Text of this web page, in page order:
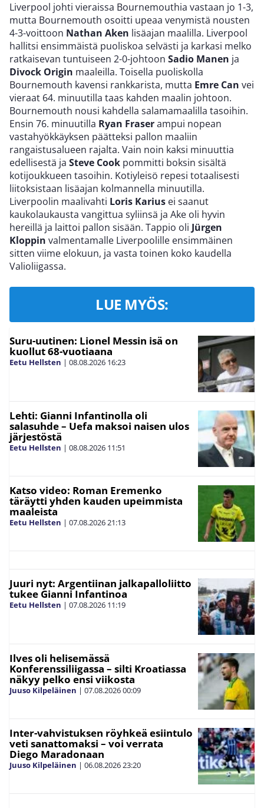
Liverpool johti vieraissa Bournemouthia vastaan jo 1-3,
mutta Bournemouth osoitti upeaa venymistä nousten
4-3-voittoon Nathan Aken lisäajan maalilla. Liverpool
hallitsi ensimmäistä puoliskoa selvästi ja karkasi melko
ratkaisevan tuntuiseen 2-0-johtoon Sadio Manen ja
Divock Origin maaleilla. Toisella puoliskolla
Bournemouth kavensi rankkarista, mutta Emre Can vei
vieraat 64. minuutilla taas kahden maalin johtoon.
Bournemouth nousi kahdella salamamaalilla tasoihin.
Ensin 76. minuutilla Ryan Fraserampui nopean
vastahyökkäyksen päätteksi pallon maaliin
rangaistusalueen rajalta. Vain noin kaksi minuuttia
edellisestä ja Steve Cook pommitti boksin sisältä
kotijoukkueen tasoihin. Kotiyleisö repesi totaalisesti
liitoksistaan lisäajan kolmannella minuutilla.
Liverpoolin maalivahti Loris Karius ei saanut
kaukolaukausta vangittua syliinsä ja Ake oli hyvin
hereillä ja laittoi pallon sisään. Tappio oli Jürgen
Kloppin valmentamalle Liverpoolille ensimmäinen
sitten viime elokuun, ja vasta toinen koko kaudella
Valioliigassa.
LUE MYÖS:
Suru-uutinen: Lionel Messin isä on
kuollut 68-vuotiaana
Eetu Hellsten | 08.08.2026 16:23
Lehti: Gianni Infantinolla oli
salasuhde – Uefa maksoi naisen ulos
järjestöstä
Eetu Hellsten | 08.08.2026 11:51
Katso video: Roman Eremenko
täräytti yhden kauden upeimmista
maaleista
Eetu Hellsten | 07.08.202621:13
Juuri nyt: Argentiinan jalkapalloliitto
tukee Gianni Infantinoa
Eetu Hellsten | 07.08.2026 11:19
Ilves oli helisemässä
Konferenssiliigassa – silti Kroatiassa
näkyy pelko ensi viikosta
Juuso Kilpeläinen | 07.08.202600:09
Inter-vahvistuksen röyhkeä esiintulo
veti sanattomaksi – voi verrata
Diego Maradonaan
Juuso Kilpeläinen | 06.08.202623:20